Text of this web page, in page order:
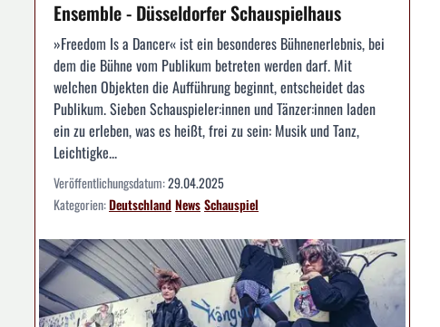
Ensemble - Düsseldorfer Schauspielhaus
»Freedom Is a Dancer« ist ein besonderes Bühnenerlebnis, bei
dem die Bühne vom Publikum betreten werden darf. Mit
welchen Objekten die Aufführung beginnt, entscheidet das
Publikum. Sieben Schauspieler:innen und Tänzer:innen laden
ein zu erleben, was es heißt, frei zu sein: Musik und Tanz,
Leichtigke...
Veröffentlichungsdatum:29.04.2025
Kategorien:DeutschlandNewsSchauspiel